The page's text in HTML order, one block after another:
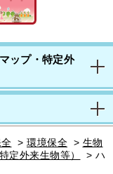
ップ・特定外
> 環境保全 > 生物
定外来生物等）
> ハ